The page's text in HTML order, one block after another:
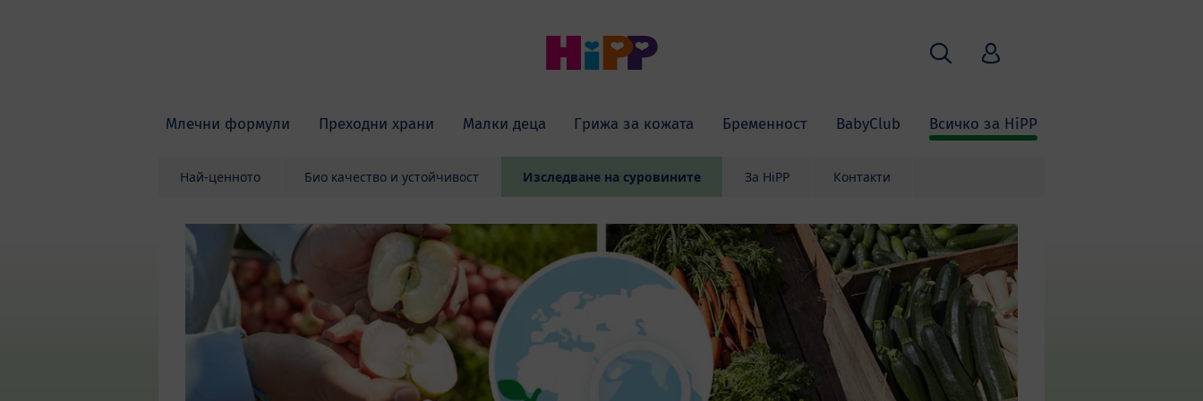
Млечни формули Преходни храни Малки деца Грижа за кожата Бременност BabyClub Всичко за HiPP
ТърсенеHiPP Babyclub
Най-ценното Био качество и устойчивост Изследване на суровините За HiPP Контакти